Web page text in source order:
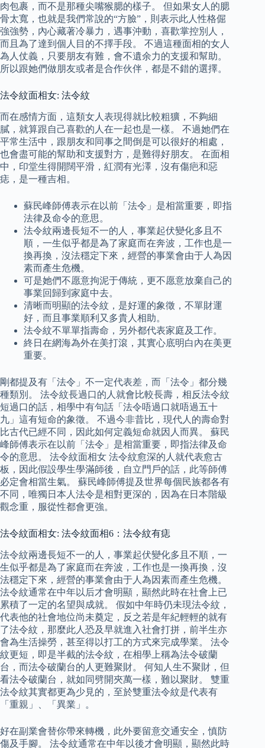
肉包裹，而不是那種尖嘴猴腮的樣子。 但如果女人的腮
骨太寬，也就是我們常說的“方臉”，則表示此人性格倔
強強勢，內心藏著冷暴力，遇事沖動，喜歡掌控別人，
而且為了達到個人目的不擇手段。 不過這種面相的女人
為人仗義，只要朋友有難，會不遺余力的支援和幫助。
所以跟她們做朋友或者是合作伙伴，都是不錯的選擇。
法令紋面相女: 法令紋
而在感情方面，這類女人表現得就比較粗獷，不夠細
膩，就算跟自己喜歡的人在一起也是一樣。 不過她們在
平常生活中，跟朋友和同事之間倒是可以很好的相處，
也會盡可能的幫助和支援對方，是難得好朋友。 在面相
中，印堂生得開闊平滑，紅潤有光澤，沒有傷疤和惡
痣，是一種吉相。
蘇民峰師傅表示在以前「法令」是相當重要，即指
法律及命令的意思。
法令紋兩邊長短不一的人，事業起伏變化多且不
順，一生似乎都是為了家庭而在奔波，工作也是一
換再換，沒法穩定下來，經營的事業會由于人為因
素而產生危機。
可是她們不愿意拘泥于傳統，更不愿意放棄自己的
事業回歸到家庭中去。
清晰而明顯的法令紋，是好運的象徵，不單財運
好，而且事業順利又多貴人相助。
法令紋不單單指壽命，另外都代表家庭及工作。
終日在網海為外在美打滾，其實心底明白內在美更
重要。
剛都提及有「法令」不一定代表差，而「法令」都分幾
種類別。 法令紋長過口的人就會比較長壽，相反法令紋
短過口的話，相學中有句話「法令唔過口就唔過五十
九」這有短命的象徵。 不過今非昔比，現代人的壽命對
比古代已經不同，因此如何定義短命就因人而異。 蘇民
峰師傅表示在以前「法令」是相當重要，即指法律及命
令的意思。 法令紋面相女 法令紋愈深的人就代表愈古
板，因此假設學生學滿師後，自立門戶的話，此等師傅
必定會相當生氣。 蘇民峰師傅提及世界每個民族都各有
不同，唯獨日本人法令是相對更深的，因為在日本階級
觀念重，服從性都會更強。
法令紋面相女: 法令紋面相6：法令紋有痣
法令紋兩邊長短不一的人，事業起伏變化多且不順，一
生似乎都是為了家庭而在奔波，工作也是一換再換，沒
法穩定下來，經營的事業會由于人為因素而產生危機。
法令紋通常在中年以后才會明顯，顯然此時在社會上已
累積了一定的名望與成就。 假如中年時仍未現法令紋，
代表他的社會地位尚未奠定，反之若是年紀輕輕的就有
了法令紋，那麼此人恐及早就進入社會打拼，前半生亦
會為生活操勞，甚至得以打工的方式來完成學業。 法令
紋更短，即是半截的法令紋，在相學上稱為法令破蘭
台，而法令破蘭台的人更難聚財。 何知人生不聚財，但
看法令破蘭台，就如同劈開夾萬一樣，難以聚財。 雙重
法令紋其實都更為少見的，至於雙重法令紋是代表有
「重親」、「異業」。
好在副業會替你帶來轉機，此外要留意交通安全，慎防
傷及手腳。 法令紋通常在中年以後才會明顯，顯然此時